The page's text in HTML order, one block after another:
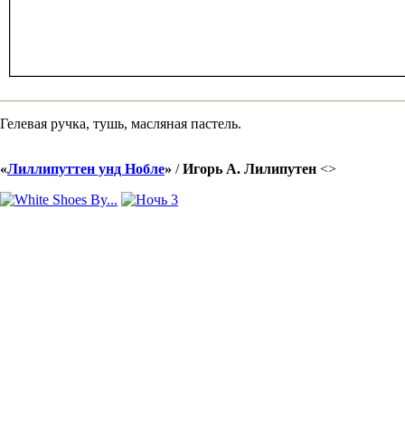
Гелевая ручка, тушь, масляная пастель.
«Лиллипуттен унд Нобле» /Игорь А. Лилипутен <>